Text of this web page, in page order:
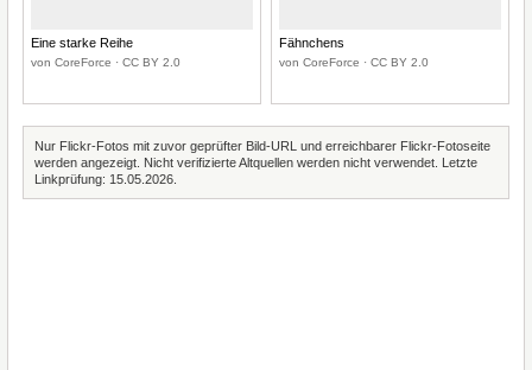
Eine starke Reihe
von CoreForce · CC BY 2.0
Fähnchens
von CoreForce · CC BY 2.0
Nur Flickr-Fotos mit zuvor geprüfter Bild-URL und erreichbarer Flickr-Fotoseite
werden angezeigt. Nicht verifizierte Altquellen werden nicht verwendet. Letzte
Linkprüfung: 15.05.2026.